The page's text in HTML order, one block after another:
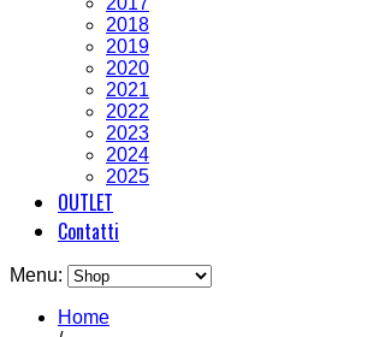
2018
2019
2020
2021
2022
2023
2024
2025
OUTLET
Contatti
Menu:
Home